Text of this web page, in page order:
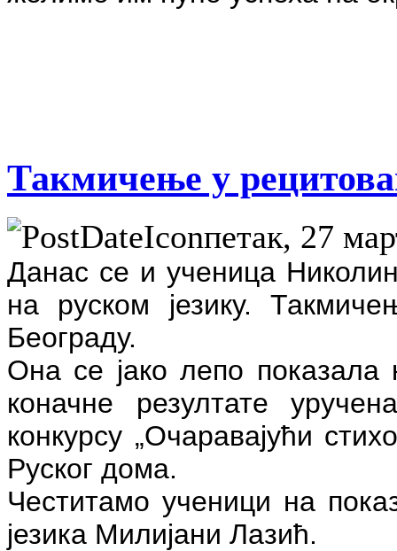
Такмичење у
петак, 27
Данас се и ученица
на руском језику.
Београду.
Она се јако лепо показала
коначне резултате
конкурсу „Очаравајући
Руског дома.
Честитамо ученици на
језика Милијани Лазић.